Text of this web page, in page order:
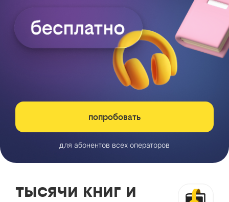
попробовать
для абонентов всех операторов
тысячи книг и